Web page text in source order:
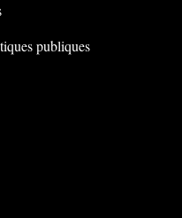
publiques